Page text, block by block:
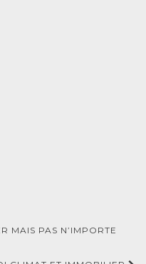
MAIS PAS N’IMPORTE